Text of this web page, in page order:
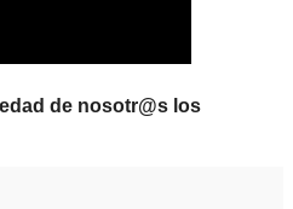
de nosotr@s los